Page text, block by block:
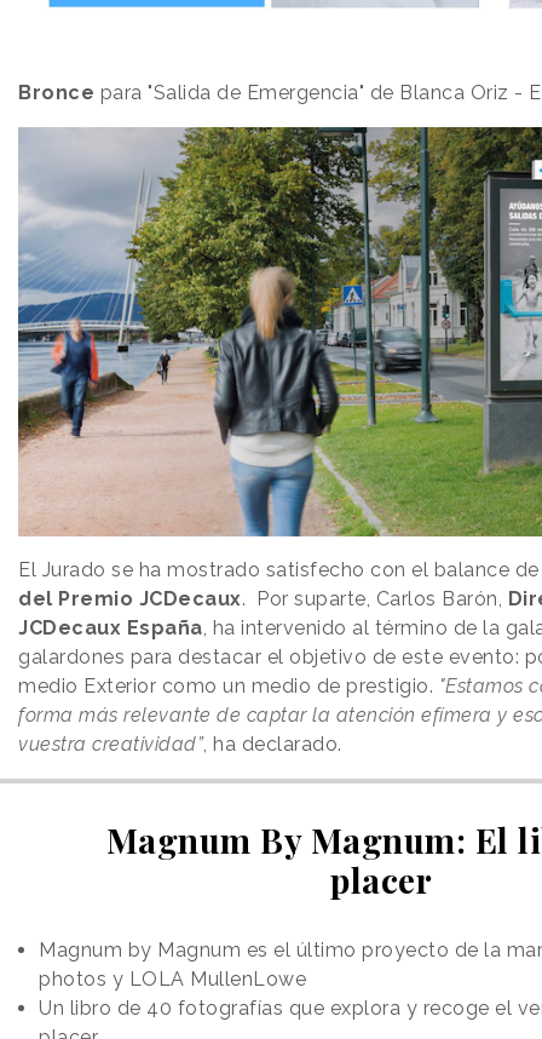
Bronce para "Salida de Emergencia" de Blanca Oriz -
El Jurado se ha mostrado satisfecho con el balance
del Premio JCDecaux. Por suparte, Carlos Barón,
JCDecaux España, ha intervenido al término de la
galardones para destacar el objetivo de este evento:
medio Exterior como un medio de prestigio. "Estamos
forma más relevante de captar la atención efímera y
vuestra creatividad”, ha declarado.
Magnum By Magnum: El
placer
Magnum by Magnum es el último proyecto de la
photos y LOLA MullenLowe
Un libro de 40 fotografías que explora y recoge el